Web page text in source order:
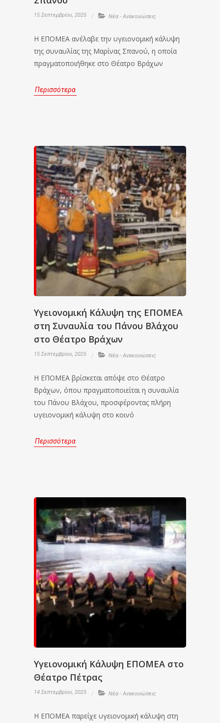
15 Σεπτεμβρίου, 2025 Νέα - Ανακοινώσεις
Η ΕΠΟΜΕΑ ανέλαβε την υγειονομική κάλυψη
της συναυλίας της Μαρίνας Σπανού, η οποία
πραγματοποιήθηκε στο Θέατρο Βράχων
Περισσότερα
Υγειονομική Κάλυψη της ΕΠΟΜΕΑ
στη Συναυλία του Πάνου Βλάχου
στο Θέατρο Βράχων
15 Σεπτεμβρίου, 2025 Νέα - Ανακοινώσεις
Η ΕΠΟΜΕΑ βρίσκεται απόψε στο Θέατρο
Βράχων, όπου πραγματοποιείται η συναυλία
του Πάνου Βλάχου, προσφέροντας πλήρη
υγειονομική κάλυψη στο κοινό
Περισσότερα
Υγειονομική Κάλυψη ΕΠΟΜΕΑ στο
Θέατρο Πέτρας
14 Σεπτεμβρίου, 2025 Νέα - Ανακοινώσεις
Η ΕΠΟΜΕΑ παρείχε υγειονομική κάλυψη στη